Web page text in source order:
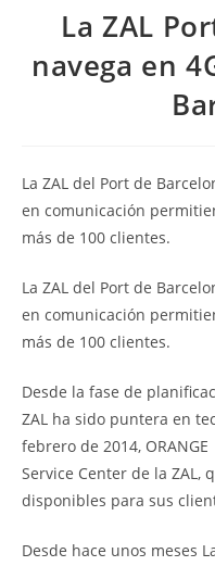
La ZAL
navega en
La ZAL del Port de
en comunicación
más de 100 clientes.
La ZAL del Port de
en comunicación
más de 100 clientes.
Desde la fase de
ZAL ha sido puntera en
febrero de 2014,
Service Center de la ZAL,
disponibles para sus
Desde hace unos meses